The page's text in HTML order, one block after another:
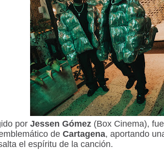
por Jessen Gómez(Box Cinema),
de Cartagena, aportando
el espíritu de la canción.